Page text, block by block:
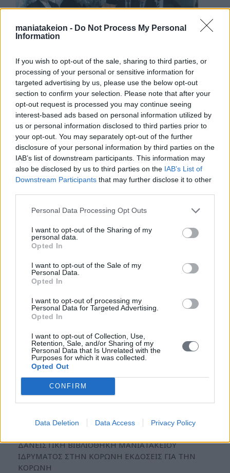
maniatakeion - Do Not Process My Personal
Information
If you wish to opt-out of the sale, sharing to third parties, or
processing of your personal or sensitive information for
targeted advertising by us, please use the below opt-out
section to confirm your selection. Please note that after your
opt-out request is processed you may continue seeing
interest-based ads based on personal information utilized by
us or personal information disclosed to third parties prior to
your opt-out. You may separately opt-out of the further
disclosure of your personal information by third parties on the
IAB’s list of downstream participants. This information may
also be disclosed by us to third parties on the IAB’s List of
Downstream Participants that may further disclose it to other
Personal Data Processing Opt Outs
I want to opt-out of the Sharing of my
personal data.
Opted In
I want to opt-out of the Sale of my
Personal Data.
Opted In
I want to opt-out of processing my
Personal Data for Targeted Advertising.
Opted In
I want to opt-out of Collection, Use,
Retention, Sale, and/or Sharing of my
Personal Data that Is Unrelated with the
Purposes for which it was collected.
Opted Out
CONFIRM
Data Deletion Data Access Privacy Policy
Νέα & Ανακοινώσεις
Πολιτιστικές
Αναπτυξιακές
200 Χρόνια από την Εθνική Παλιγγενεσία: «Ιστορική
Μνήμη και Προοπτικές για το Μέλλον» 1821-2021
Νέα & Ανακοινώσεις
ΔΑΝΕΙΣΤΙΚΗ ΒΙΒΛΙΟΘΗΚΗ ΜΑΝΙΑΤΑΚΕΙΟΥ
ΙΔΡΥΜΑΤΟΣ ΣΤΗΝ ΚΟΡΩΝΗ ΕΚΔΟΣΕΙΣ ΓΙΑ ΤΗΝ
ΚΟΡΩΝΗ